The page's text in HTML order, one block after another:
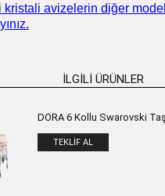
kristali avizelerin diğer
İLGILI ÜRÜNLER
DORA 6 Kollu Swarovski
TEKLIF AL